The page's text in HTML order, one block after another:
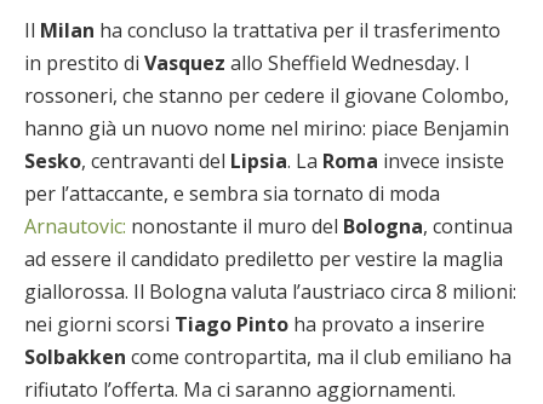
Il Milan ha concluso la trattativa per il trasferimento
in prestito di Vasquez allo Sheffield Wednesday. I
rossoneri, che stanno per cedere il giovane Colombo,
hanno già un nuovo nome nel mirino: piace Benjamin
Sesko, centravanti del Lipsia. La Roma invece insiste
per l’attaccante, e sembra sia tornato di moda
Arnautovic: nonostante il muro del Bologna, continua
ad essere il candidato prediletto per vestire la maglia
giallorossa. Il Bologna valuta l’austriaco circa 8 milioni:
nei giorni scorsi Tiago Pinto ha provato a inserire
Solbakken come contropartita, ma il club emiliano ha
rifiutato l’offerta. Ma ci saranno aggiornamenti.